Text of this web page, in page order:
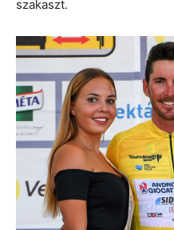
szakaszt.